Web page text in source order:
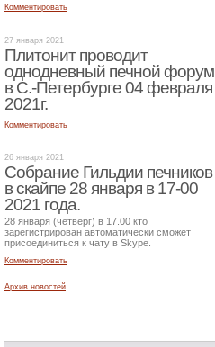
Комментировать
27 января 2021
Плитонит проводит
однодневный печной форум
в С.-Петербурге 04 февраля
2021г.
Комментировать
26 января 2021
Собрание Гильдии печников
в скайпе 28 января в 17-00
2021 года.
28 января (четверг) в 17.00 кто
зарегистрирован автоматически сможет
присоединиться к чату в Skype.
Комментировать
Архив новостей